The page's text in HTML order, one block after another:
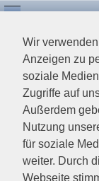
Wir
Anzeigen zu
soziale
Zugriffe auf
Außerdem
Nutzung
für soziale
weiter. Durch
Webseite